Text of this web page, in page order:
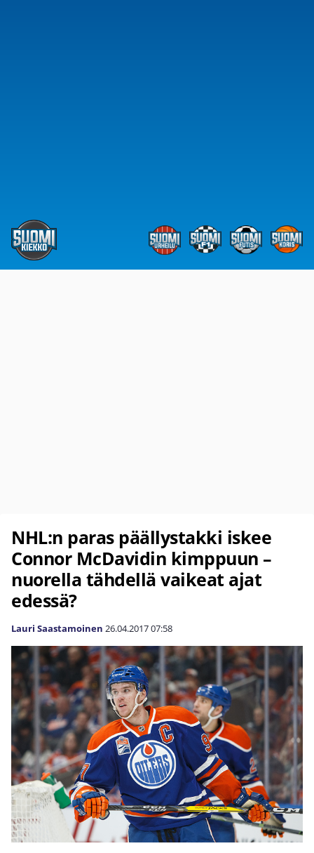
NHL:n paras päällystakki iskee
Connor McDavidin kimppuun –
nuorella tähdellä vaikeat ajat
edessä?
Lauri Saastamoinen 26.04.201707:58